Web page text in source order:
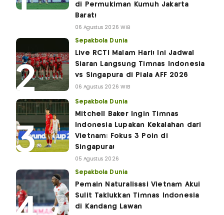
di Permukiman Kumuh Jakarta
Barat!
06 Agustus 2026 WIB
Sepakbola Dunia
Live RCTI Malam Hari! Ini Jadwal
Siaran Langsung Timnas Indonesia
vs Singapura di Piala AFF 2026
06 Agustus 2026 WIB
Sepakbola Dunia
Mitchell Baker Ingin Timnas
Indonesia Lupakan Kekalahan dari
Vietnam: Fokus 3 Poin di
Singapura!
05 Agustus 2026
Sepakbola Dunia
Pemain Naturalisasi Vietnam Akui
Sulit Taklukkan Timnas Indonesia
di Kandang Lawan